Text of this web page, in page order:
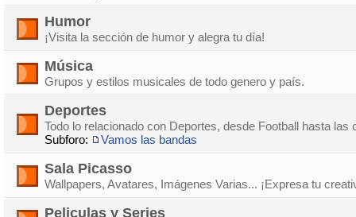
Humor
¡Visita la sección de humor y alegra tu día!
Música
Grupos y estilos musicales de todo genero y país.
Deportes
Todo lo relacionado con Deportes, desde Football hasta las
Subforo:
Vamos las bandas
Sala Picasso
Wallpapers, Avatares, Imágenes Varias... ¡Expresa tu
Peliculas y Series